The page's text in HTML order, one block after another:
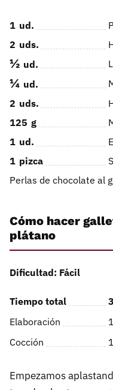
1 ud.
2 uds.
½ ud.
¼ ud.
2 uds.
125 g
1 ud.
1 pizca
Perlas de chocolate al
Cómo hacer
plátano
Dificultad: Fácil
Tiempo total
Elaboración
Cocción
Empezamos